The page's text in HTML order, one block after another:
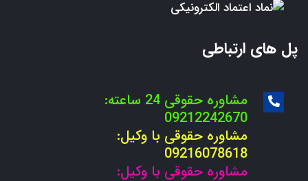
پل های ارتباطی
مشاوره حقوقی 24 ساعته:
09212242670
مشاوره حقوقی با وکیل:
09216078618
مشاوره حقوقی با وکیل: